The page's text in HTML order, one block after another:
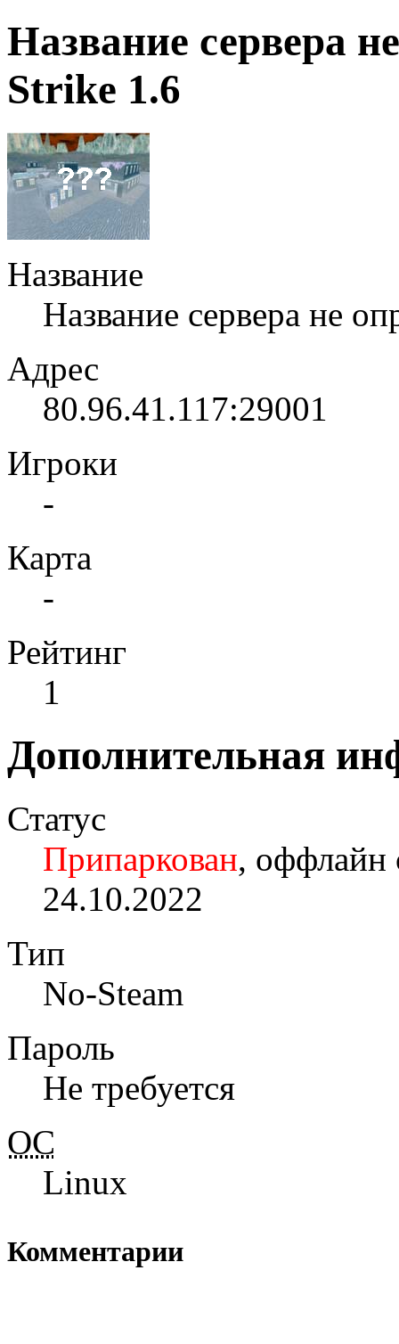
Название сервера
Strike 1.6
Название
Название сервера не
Адрес
80.96.41.117:29001
Игроки
-
Карта
-
Рейтинг
1
Дополнительная
Статус
Припаркован, оффлайн
24.10.2022
Тип
No-Steam
Пароль
Не требуется
ОС
Linux
Комментарии